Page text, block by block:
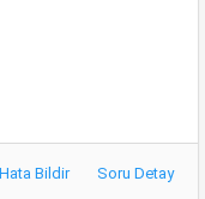
Hata Bildir Soru Detay